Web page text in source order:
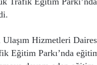
Hizmetleri
Eğitim Parkı’nda